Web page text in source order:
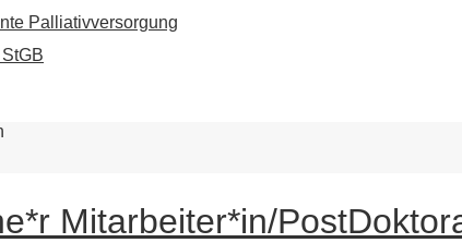
Palliativversorgung
Mitarbeiter*in/